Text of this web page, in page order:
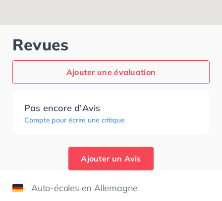
Revues
Ajouter une évaluation
Pas encore d'Avis
Compte pour écrire une critique
Ajouter un Avis
Auto-écoles en Allemagne